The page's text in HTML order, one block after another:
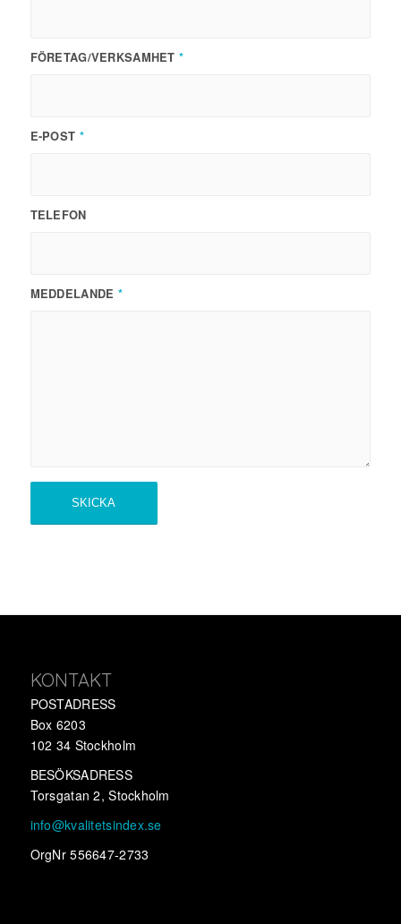
FÖRETAG/VERKSAMHET *
E-POST *
TELEFON
MEDDELANDE *
KONTAKT
POSTADRESS
Box 6203
102 34 Stockholm
BESÖKSADRESS
Torsgatan 2, Stockholm
info@kvalitetsindex.se
OrgNr 556647-2733